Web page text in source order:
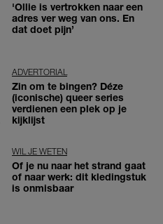
'Ollie is vertrokken naar een
adres ver weg van ons. En
dat doet pijn’
ADVERTORIAL
Zin om te bingen? Déze
(iconische) queer series
verdienen een plek op je
kijklijst
WIL JE WETEN
Of je nu naar het strand gaat
of naar werk: dit kledingstuk
is onmisbaar